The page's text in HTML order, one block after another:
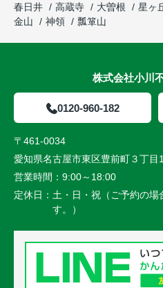
春日井
高蔵寺 大曽根 星ヶ
金山
神領 瓢箪山
株式会社小川
0120-960-182
〒461-0034
愛知県名古屋市東区豊前町３丁目
営業時間： 9:00～18:00
定休日： 土・日・祝（ご予約の場
す。）